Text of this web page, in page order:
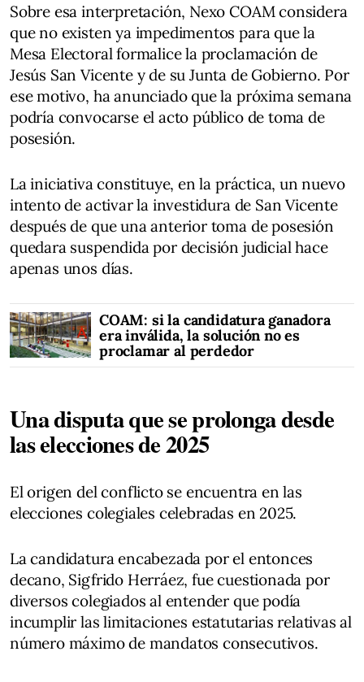
Sobre esa interpretación, Nexo COAM considera
que no existen ya impedimentos para que la
Mesa Electoral formalice la proclamación de
Jesús San Vicente y de su Junta de Gobierno. Por
ese motivo, ha anunciado que la próxima semana
podría convocarse el acto público de toma de
posesión.
La iniciativa constituye, en la práctica, un nuevo
intento de activar la investidura de San Vicente
después de que una anterior toma de posesión
quedara suspendida por decisión judicial hace
apenas unos días.
COAM: si la candidatura ganadora
era inválida, la solución no es
proclamar al perdedor
Una disputa que se prolonga desde
las elecciones de 2025
El origen del conflicto se encuentra en las
elecciones colegiales celebradas en 2025.
La candidatura encabezada por el entonces
decano, Sigfrido Herráez, fue cuestionada por
diversos colegiados al entender que podía
incumplir las limitaciones estatutarias relativas al
número máximo de mandatos consecutivos.